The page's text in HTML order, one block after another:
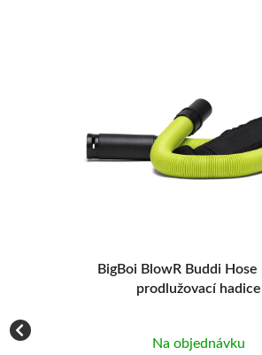
BigBoi BlowR Buddi Hose
prodlužovací hadice
Na objednávku